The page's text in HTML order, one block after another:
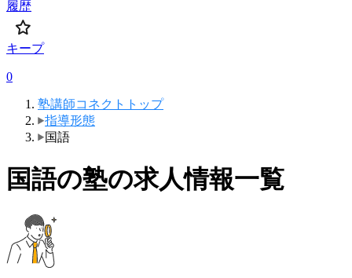
履歴
キープ
0
塾講師コネクトトップ
指導形態
国語
国語の塾の求人情報一覧